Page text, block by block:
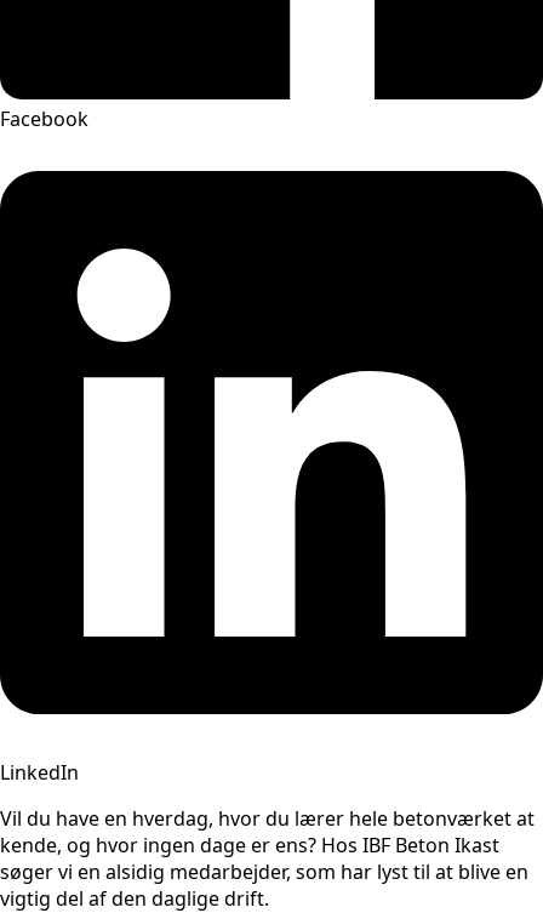
Facebook
LinkedIn
Vil du have en hverdag, hvor du lærer hele betonværket at
kende, og hvor ingen dage er ens? Hos IBF Beton Ikast
søger vi en alsidig medarbejder, som har lyst til at blive en
vigtig del af den daglige drift.